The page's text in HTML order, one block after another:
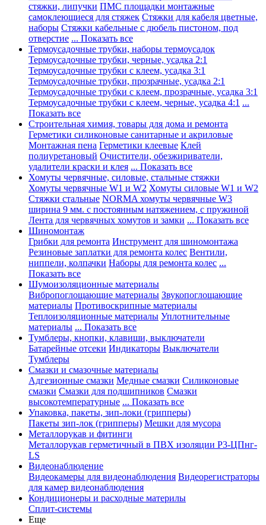
стяжки, липучки ПМС площадки монтажные
самоклеющиеся для стяжек Стяжки для кабеля цветные,
наборы Стяжки кабельные с дюбель пистоном, под
отверстие ... Показать все
Термоусадочные трубки, наборы термоусадок
Термоусадочные трубки, черные, усадка 2:1
Термоусадочные трубки с клеем, усадка 3:1
Термоусадочные трубки, прозрачные, усадка 2:1
Термоусадочные трубки с клеем, прозрачные, усадка 3:1
Термоусадочные трубки с клеем, черные, усадка 4:1 ...
Показать все
Строительная химия, товары для дома и ремонта
Герметики силиконовые санитарные и акриловые
Монтажная пена Герметики клеевые Клей
полиуретановый Очистители, обезжириватели,
удалители краски и клея ... Показать все
Хомуты червячные, силовые, стальные стяжки
Хомуты червячные W1 и W2 Хомуты силовые W1 и W2
Стяжки стальные NORMA хомуты червячные W3
ширина 9 мм. с постоянным натяжением, с пружиной
Лента для червячных хомутов и замки ... Показать все
Шиномонтаж
Грибки для ремонта Инструмент для шиномонтажа
Резиновые заплатки для ремонта колес Вентили,
ниппели, колпачки Наборы для ремонта колес ...
Показать все
Шумоизоляционные материалы
Вибропоглощающие материалы Звукопоглощающие
материалы Противоскрипные материалы
Теплоизоляционные материалы Уплотнительные
материалы ... Показать все
Тумблеры, кнопки, клавиши, выключатели
Батарейные отсеки Индикаторы Выключатели
Тумблеры
Смазки и смазочные материалы
Адгезионные смазки Медные смазки Силиконовые
смазки Смазки для подшипников Смазки
высокотемпературные ... Показать все
Упаковка, пакеты, зип-локи (грипперы)
Пакеты зип-лок (грипперы) Мешки для мусора
Металлорукав и фитинги
Металлорукав герметичный в ПВХ изоляции Р3-ЦПнг-
LS
Видеонаблюдение
Видеокамеры для видеонаблюдения Видеорегистраторы
для камер видеонаблюдения
Кондиционеры и расходные материлы
Сплит-системы
Еще